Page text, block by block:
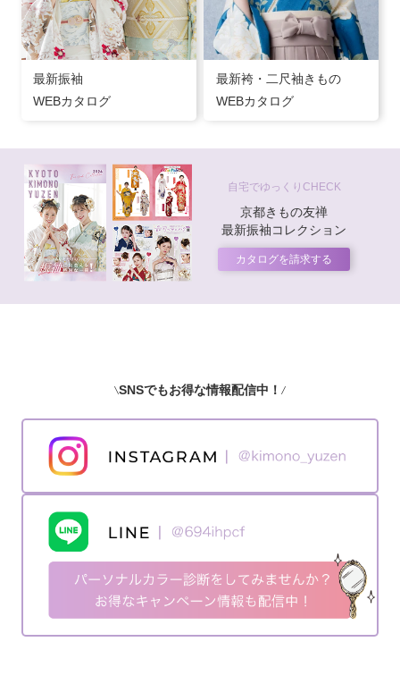
最新振袖
WEBカタログ
最新袴・二尺袖きもの
WEBカタログ
自宅でゆっくりCHECK
京都きもの友禅
最新振袖コレクション
カタログを請求する
SNSでもお得な情報配信中！